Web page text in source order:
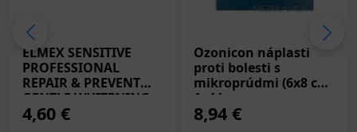
ELMEX SENSITIVE
PROFESSIONAL
REPAIR & PREVENT
GENTLE WHITENING,
zubná pasta 75 ml
4,60 €
Ozonicon náplasti
proti bolesti s
mikroprúdmi (6x8 cm)
1x4 ks
8,94 €